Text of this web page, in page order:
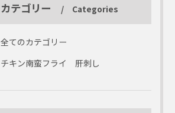
カテゴリー Categories
全てのカテゴリー
チキン南蛮フライ 肝刺し